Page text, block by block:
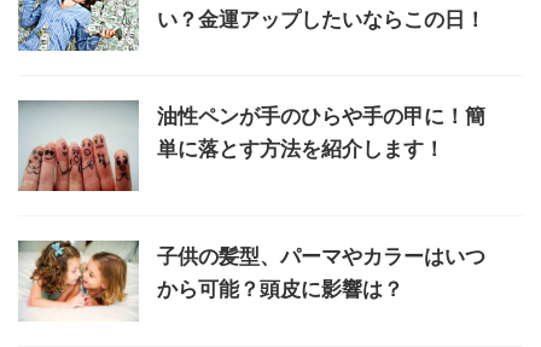
い？金運アップしたいならこの日！
油性ペンが手のひらや手の甲に！簡
単に落とす方法を紹介します！
子供の髪型、パーマやカラーはいつ
から可能？頭皮に影響は？